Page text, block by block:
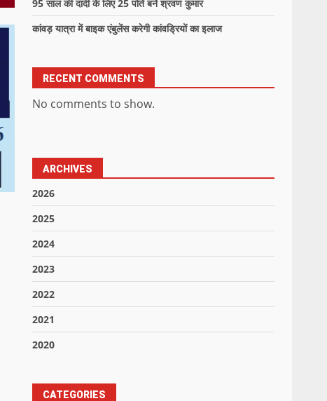
95 साल की दादी के लिए 25 पोते बने श्रवण कुमार
कांवड़ यात्रा में बाइक एंबुलेंस करेगी कांवड्रियों का इलाज
RECENT COMMENTS
No comments to show.
ARCHIVES
2026
2025
2024
2023
2022
2021
2020
CATEGORIES